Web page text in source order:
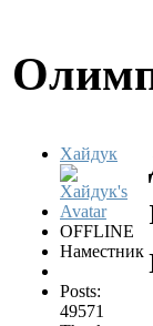
Хайдук
OFFLINE
Наместник
Posts:
49571